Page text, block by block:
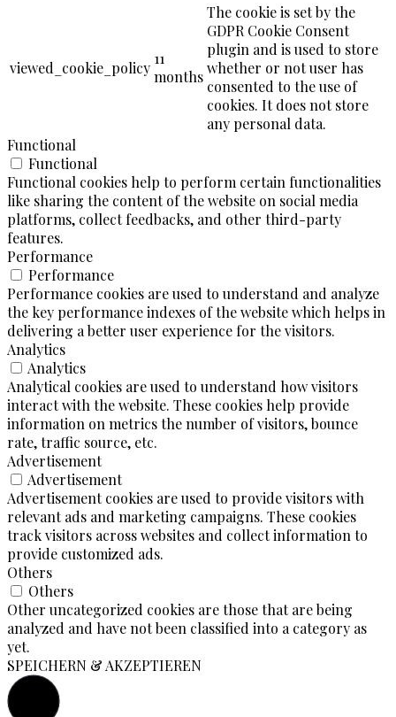
viewed_cookie_policy
11
months
The cookie is set by the
GDPR Cookie Consent
plugin and is used to store
whether or not user has
consented to the use of
cookies. It does not store
any personal data.
Functional
Functional
Functional cookies help to perform certain functionalities
like sharing the content of the website on social media
platforms, collect feedbacks, and other third-party
features.
Performance
Performance
Performance cookies are used to understand and analyze
the key performance indexes of the website which helps in
delivering a better user experience for the visitors.
Analytics
Analytics
Analytical cookies are used to understand how visitors
interact with the website. These cookies help provide
information on metrics the number of visitors, bounce
rate, traffic source, etc.
Advertisement
Advertisement
Advertisement cookies are used to provide visitors with
relevant ads and marketing campaigns. These cookies
track visitors across websites and collect information to
provide customized ads.
Others
Others
Other uncategorized cookies are those that are being
analyzed and have not been classified into a category as
yet.
SPEICHERN & AKZEPTIEREN